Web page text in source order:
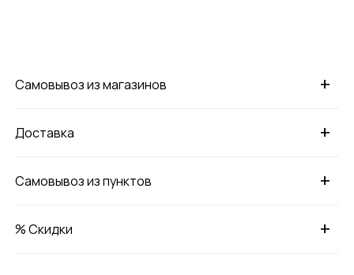
+
Самовывоз из магазинов
+
Доставка
+
Самовывоз из пунктов
+
% Скидки